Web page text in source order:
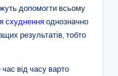
допомогти всьому
схудненняоднозначно
результатів, тобто
від часу варто